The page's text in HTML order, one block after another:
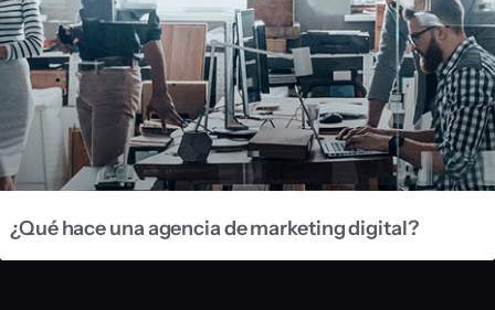
¿Qué hace una agencia de marketing digital?